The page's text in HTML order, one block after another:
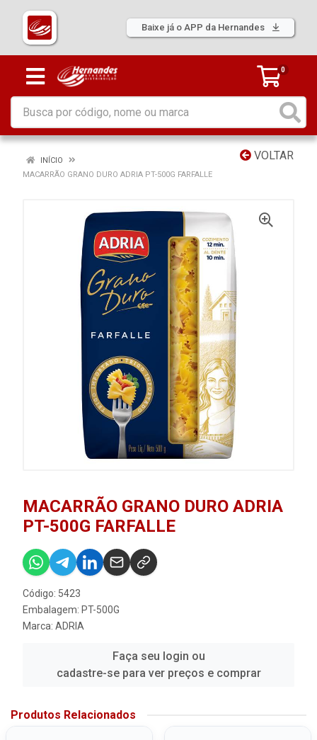
Baixe já o APP da Hernandes
0
VOLTAR
INÍCIO
MACARRÃO GRANO DURO ADRIA PT-500G FARFALLE
MACARRÃO GRANO DURO ADRIA
PT-500G FARFALLE
Código: 5423
Embalagem: PT-500G
Marca: ADRIA
Faça seu login ou
cadastre-se para ver preços e comprar
Produtos Relacionados